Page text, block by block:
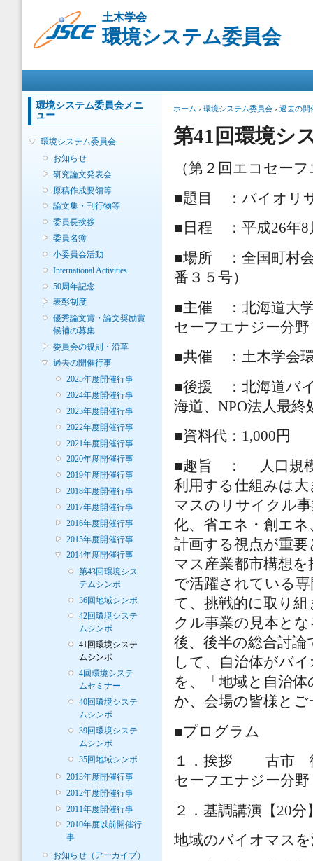
に
移
動
土木学会
環境システム委員会
環境システム委員会メニ
ュー
環境システム委員会
お知らせ
研究論文発表会
原稿作成要領等
論文集・刊行物等
委員長挨拶
委員名簿
小委員会活動
International Activities
50周年記念
表彰制度
優秀論文賞・論文奨励賞
候補の募集
委員会の規則・沿革
過去の開催行事
2025年度開催行事
2024年度開催行事
2023年度開催行事
2022年度開催行事
2021年度開催行事
2020年度開催行事
2019年度開催行事
2018年度開催行事
2017年度開催行事
2016年度開催行事
2015年度開催行事
2014年度開催行事
第43回環境シス
テムシンポ
36回地域シンポ
42回環境システ
ムシンポ
41回環境システ
ムシンポ
4回環境システ
ムセミナー
40回環境システ
ムシンポ
39回環境システ
ムシンポ
35回地域シンポ
2013年度開催行事
2012年度開催行事
2011年度開催行事
2010年度以前開催行
事
お知らせ（アーカイブ）
現在地
ホーム › 環境システム委員会 › 過去の開
第41回環境シ
（第２回エコセー
■題目 ：バイオリ
■日程 ：平成26年8
■場所 ：全国町村
番３５号）
■主催 ：北海道大
セーフエナジー分野
■共催 ：土木学会
■後援 ：北海道バ
海道、NPO法人最
■資料代：1,000円
■趣旨 ： 人口規模
利用する仕組みは
マスのリサイクル
化、省エネ・創エ
計画する視点が重
マス産業都市構想
で活躍されている
て、挑戦的に取り
クル事業の見本と
後、後半の総合討
して、自治体がバ
を、「地域と自治
か、会場の皆様と
■プログラム
１．挨拶 古市 徹
セーフエナジー分
２．基調講演【
地域のバイオマ